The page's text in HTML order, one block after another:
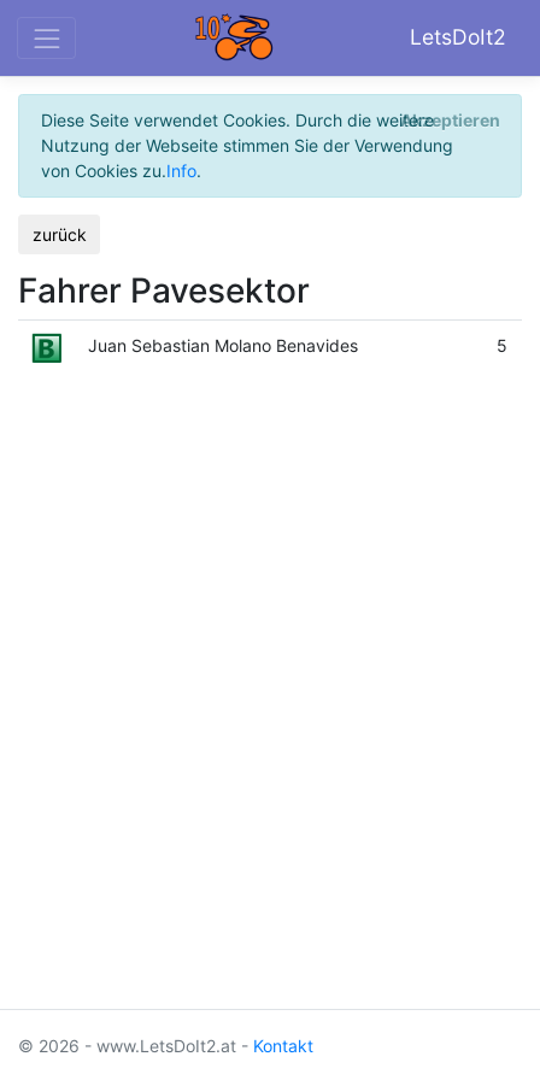
LetsDoIt2
Diese Seite verwendet Cookies. Durch die weitere
Nutzung der Webseite stimmen Sie der Verwendung
von Cookies zu.Info.
Akzeptieren
zurück
Fahrer Pavesektor
Juan Sebastian Molano Benavides 5
© 2026 - www.LetsDoIt2.at - Kontakt